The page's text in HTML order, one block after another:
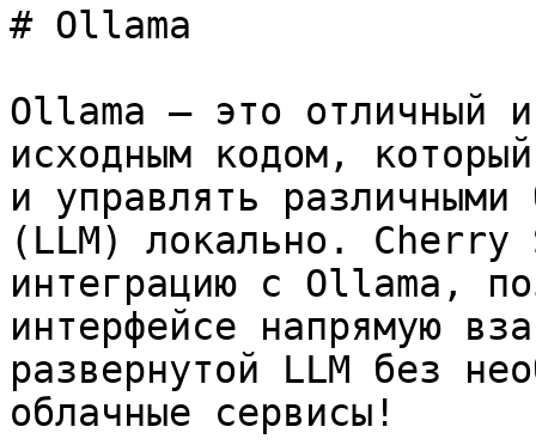
# Ollama
Ollama — это отличный
исходным кодом,
и управлять различными
(LLM) локально. Cherry
интеграцию с Ollama,
интерфейсе напрямую
развернутой LLM без
облачные сервисы!